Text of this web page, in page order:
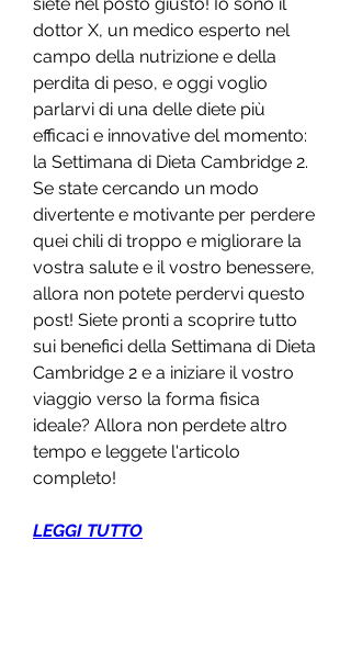
dottor X, un medico esperto nel
campo della nutrizione e della
perdita di peso, e oggi voglio
parlarvi di una delle diete più
efficaci e innovative del momento:
la Settimana di Dieta Cambridge 2.
Se state cercando un modo
divertente e motivante per perdere
quei chili di troppo e migliorare la
vostra salute e il vostro benessere,
allora non potete perdervi questo
post! Siete pronti a scoprire tutto
sui benefici della Settimana di Dieta
Cambridge 2 e a iniziare il vostro
viaggio verso la forma fisica
ideale? Allora non perdete altro
tempo e leggete l'articolo
completo!
LEGGI TUTTO